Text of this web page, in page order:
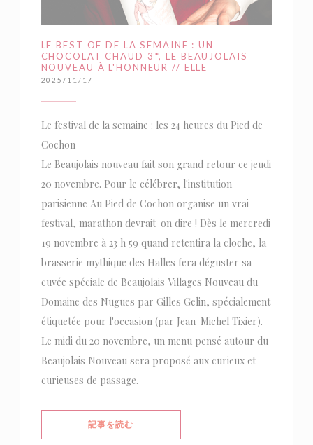
LE BEST OF DE LA SEMAINE : UN
CHOCOLAT CHAUD 3*, LE BEAUJOLAIS
NOUVEAU À L'HONNEUR // ELLE
2025/11/17
Le festival de la semaine : les 24 heures du Pied de
Cochon
Le Beaujolais nouveau fait son grand retour ce jeudi
20 novembre. Pour le célébrer, l'institution
parisienne Au Pied de Cochon organise un vrai
festival, marathon devrait-on dire ! Dès le mercredi
19 novembre à 23 h 59 quand retentira la cloche, la
brasserie mythique des Halles fera déguster sa
cuvée spéciale de Beaujolais Villages Nouveau du
Domaine des Nugues par Gilles Gelin, spécialement
étiquetée pour l'occasion (par Jean-Michel Tixier).
Le midi du 20 novembre, un menu pensé autour du
Beaujolais Nouveau sera proposé aux curieux et
curieuses de passage.
記事を読む